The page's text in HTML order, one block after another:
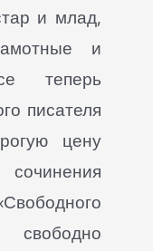
и млад,
и
теперь
писателя
цену